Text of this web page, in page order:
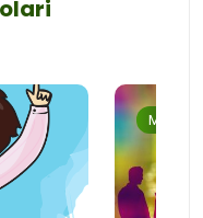
Musica